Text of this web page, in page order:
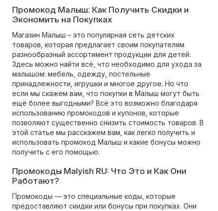
Промокод Малыш: Как Получить Скидки и
Экономить на Покупках
Магазин Малыш – это популярная сеть детских
товаров, которая предлагает своим покупателям
разнообразный ассортимент продукции для детей.
Здесь можно найти всё, что необходимо для ухода за
малышом: мебель, одежду, постельные
принадлежности, игрушки и многое другое. Но что
если мы скажем вам, что покупки в Малыш могут быть
ещё более выгодными? Всё это возможно благодаря
использованию промокодов и купонов, которые
позволяют существенно снизить стоимость товаров. В
этой статье мы расскажем вам, как легко получить и
использовать промокод Малыш и какие бонусы можно
получить с его помощью.
Промокоды Malyish RU: Что Это и Как Они
Работают?
Промокоды — это специальные коды, которые
предоставляют скидки или бонусы при покупках. Они